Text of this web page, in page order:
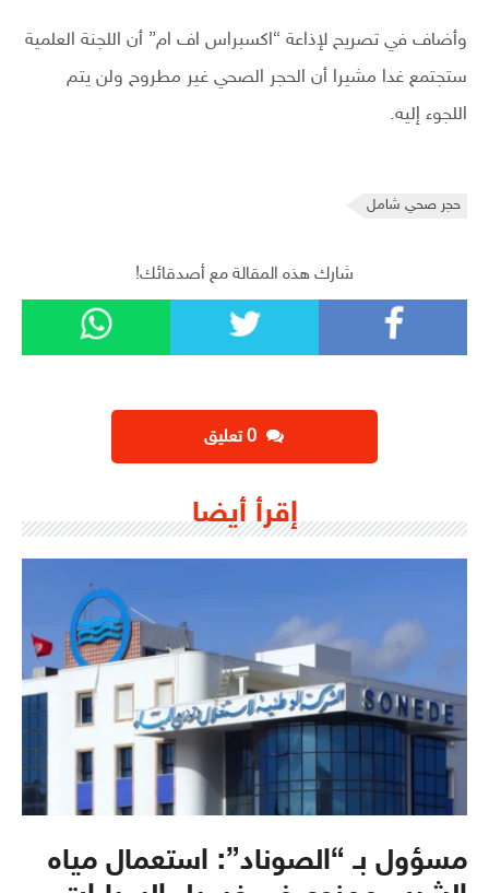
وأضاف في تصريح لإذاعة “اكسبراس اف ام” أن اللجنة العلمية
ستجتمع غدا مشيرا أن الحجر الصحي غير مطروح ولن يتم
اللجوء إليه.
حجر صحي شامل
شارك هذه المقالة مع أصدقائك!
إقرأ أيضا
مسؤول بـ “الصوناد”: استعمال مياه